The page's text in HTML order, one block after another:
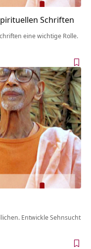
Schriften
eine wichtige Rolle.
Entwickle Sehnsucht